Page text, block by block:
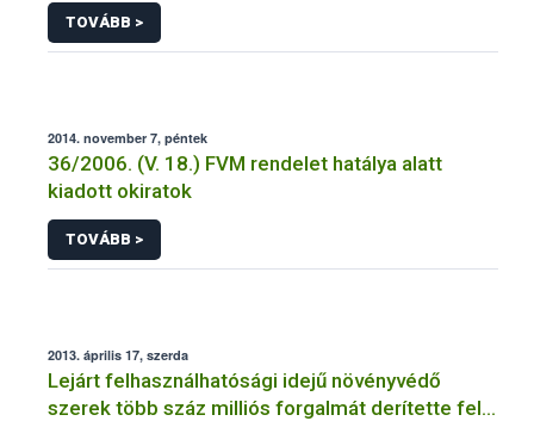
TOVÁBB >
2014. november 7, péntek
36/2006. (V. 18.) FVM rendelet hatálya alatt
kiadott okiratok
TOVÁBB >
2013. április 17, szerda
Lejárt felhasználhatósági idejű növényvédő
szerek több száz milliós forgalmát derítette fel a